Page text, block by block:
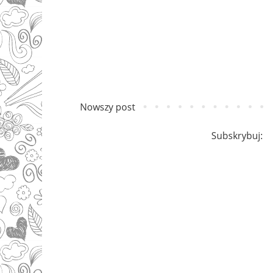
Nowszy post
Subskrybuj: